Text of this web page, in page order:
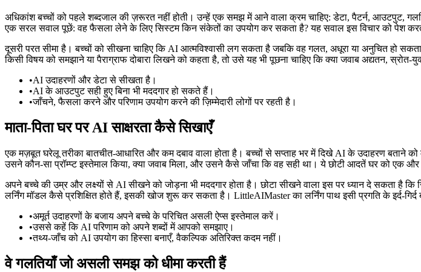
अधिकांश बच्चों को पहले शब्दजाल की ज़रूरत नहीं होती। उन्हें एक समझ में आने वाला क्रम चाहिए: डेटा, पैटर्न, आउटपुट,
एक सरल सवाल पूछें: वह फैसला लेने के लिए सिस्टम किन संकेतों का उपयोग कर सकता है? यह सवाल इस विचार को पेश
दूसरी परत सीमा है। बच्चों को सीखना चाहिए कि AI आत्मविश्वासी लग सकता है जबकि वह गलत, अधूरा या अनुचित हो
किसी विषय को समझाने या पैराग्राफ दोबारा लिखने को कहता है, तो उसे यह भी पूछना चाहिए कि क्या जवाब अद्यतन,
•AI उदाहरणों और डेटा से सीखता है।
•AI के आउटपुट सही हुए बिना भी मददगार हो सकते हैं।
•जाँचने, फैसला करने और परिणाम उपयोग करने की ज़िम्मेदारी लोगों पर रहती है।
माता-पिता घर पर AI साक्षरता कैसे सिखाएँ
एक मज़बूत घरेलू तरीका बातचीत-आधारित और कम दबाव वाला होता है। बच्चों से सप्ताह भर में दिखे AI के उदाहरण बताने
उसने कौन-सा प्रॉम्प्ट इस्तेमाल किया, क्या जवाब मिला, और उसने कैसे जाँचा कि वह सही था। ये छोटी आदतें घर को एक और
अपने बच्चे की उम्र और लक्ष्यों से AI सीखने को जोड़ना भी मददगार होता है। छोटा सीखने वाला इस पर ध्यान दे सकता है
लर्निंग मॉडल कैसे प्रशिक्षित होते हैं, इसकी खोज शुरू कर सकता है। LittleAIMaster का लर्निंग पाथ इसी प्रगति के इर्द-
•अमूर्त उदाहरणों के बजाय अपने बच्चे के परिचित असली ऐप्स इस्तेमाल करें।
•उससे कहें कि AI परिणाम को अपने शब्दों में आपको समझाए।
•तथ्य-जाँच को AI उपयोग का हिस्सा बनाएँ, वैकल्पिक अतिरिक्त कदम नहीं।
वे गलतियाँ जो असली समझ को धीमा करती हैं